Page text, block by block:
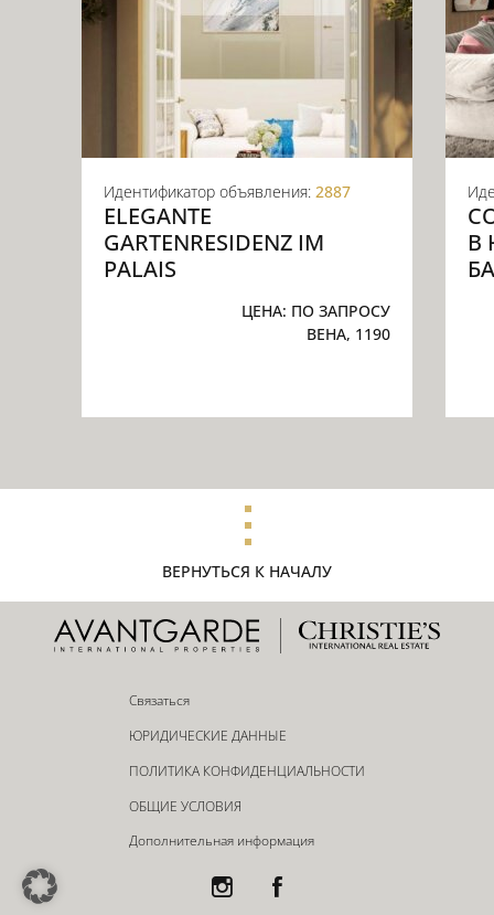
Идентификатор объявления: 2887
ELEGANTE
GARTENRESIDENZ IM
PALAIS
ЦЕНА: ПО ЗАПРОСУ
ВЕНА, 1190
В
ВЕРНУТЬСЯ К НАЧАЛУ
Связаться
ЮРИДИЧЕСКИЕ ДАННЫЕ
ПОЛИТИКА КОНФИДЕНЦИАЛЬНОСТИ
ОБЩИЕ УСЛОВИЯ
Дополнительная информация